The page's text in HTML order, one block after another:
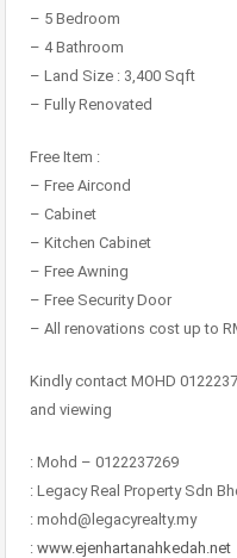
– 5 Bedroom
– 4 Bathroom
– Land Size : 3,400 Sqft
– Fully Renovated
Free Item :
– Free Aircond
– Cabinet
– Kitchen Cabinet
– Free Awning
– Free Security Door
– All renovations cost up to
Kindly contact MOHD
and viewing
: Mohd – 0122237269
: Legacy Real Property Sdn
: mohd@legacyrealty.my
: www.ejenhartanahkedah.net